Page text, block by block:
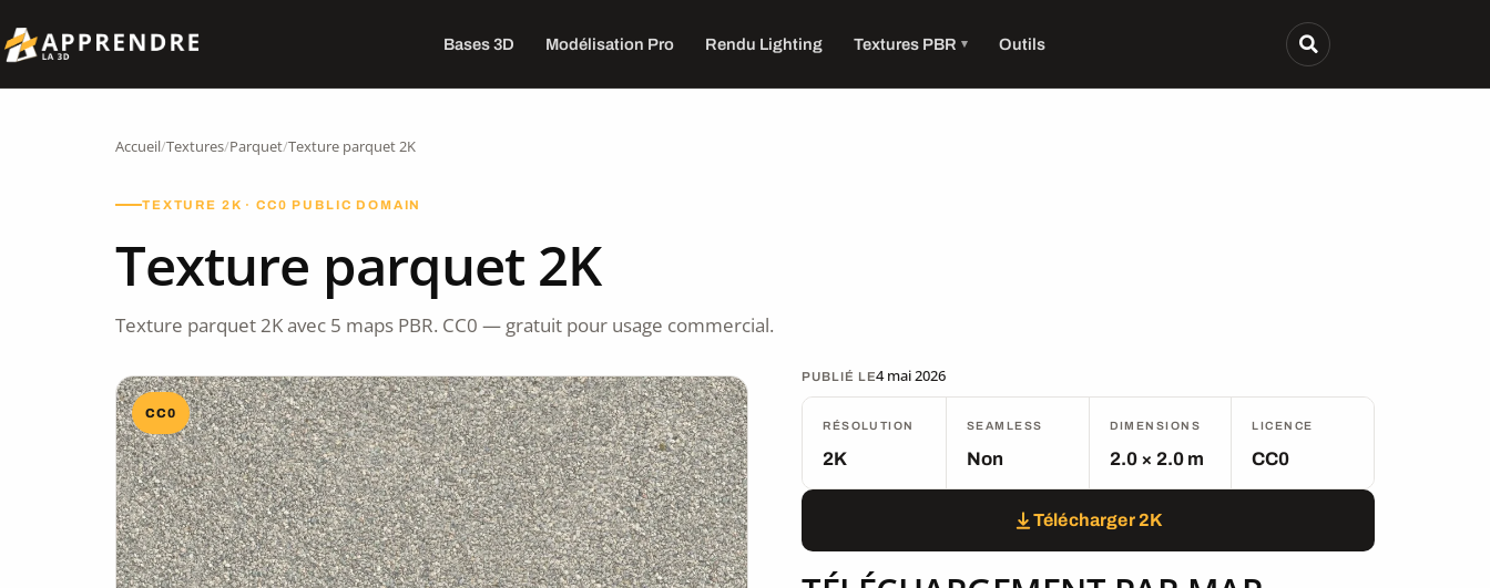
Bases 3D Modélisation Pro Rendu Lighting Textures PBR Outils
Accueil/Textures/Parquet/Texture parquet 2K
TEXTURE 2K · CC0 PUBLIC DOMAIN
Texture parquet 2K
Texture parquet 2K avec 5 maps PBR. CC0 — gratuit pour usage commercial.
CC0
PUBLIÉ LE4 mai 2026
RÉSOLUTION
2K
SEAMLESS
Non
DIMENSIONS
2.0 × 2.0 m
LICENCE
CC0
Télécharger 2K